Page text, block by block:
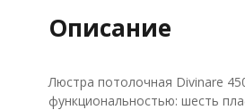
Описание
Люстра потолочная Divinare
функциональностью: шесть